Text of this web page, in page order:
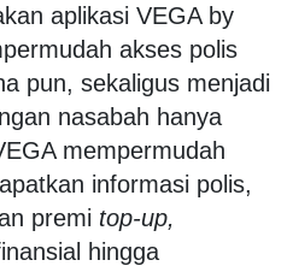
aplikasi VEGA by
akses polis
pun, sekaligus menjadi
nasabah hanya
mempermudah
informasi polis,
premi top-up,
hingga